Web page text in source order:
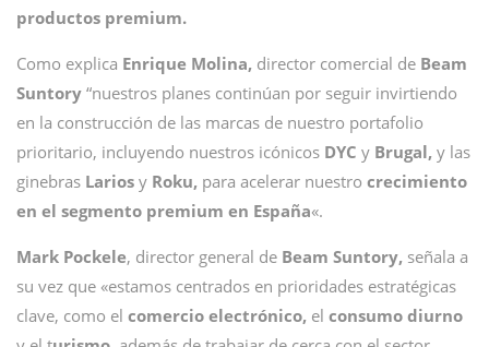
productos premium.
Como explica Enrique Molina, director comercial de Beam
Suntory “nuestros planes continúan por seguir invirtiendo
en la construcción de las marcas de nuestro portafolio
prioritario, incluyendo nuestros icónicos DYC y Brugal, y las
ginebras Larios y Roku, para acelerar nuestro crecimiento
en el segmento premium en España«.
Mark Pockele, director general de Beam Suntory, señala a
su vez que «estamos centrados en prioridades estratégicas
clave, como el comercio electrónico, el consumo diurno